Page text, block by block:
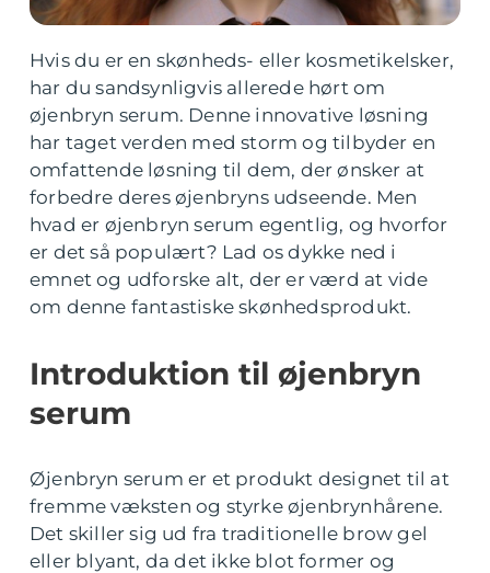
Hvis du er en skønheds- eller kosmetikelsker,
har du sandsynligvis allerede hørt om
øjenbryn serum. Denne innovative løsning
har taget verden med storm og tilbyder en
omfattende løsning til dem, der ønsker at
forbedre deres øjenbryns udseende. Men
hvad er øjenbryn serum egentlig, og hvorfor
er det så populært? Lad os dykke ned i
emnet og udforske alt, der er værd at vide
om denne fantastiske skønhedsprodukt.
Introduktion til øjenbryn
serum
Øjenbryn serum er et produkt designet til at
fremme væksten og styrke øjenbrynhårene.
Det skiller sig ud fra traditionelle brow gel
eller blyant, da det ikke blot former og